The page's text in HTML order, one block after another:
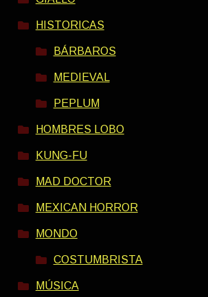
HISTORICAS
BÁRBAROS
MEDIEVAL
PEPLUM
HOMBRES LOBO
KUNG-FU
MAD DOCTOR
MEXICAN HORROR
MONDO
COSTUMBRISTA
MÚSICA